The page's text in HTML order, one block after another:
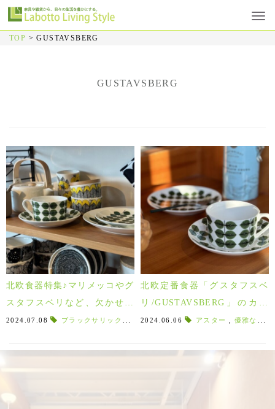
TOP >GUSTAVSBERG
GUSTAVSBERG
北欧食器特集♪マリメッコやグ
スタフスベリなど、欠かせな
い定番アイテムもご紹介♪
2024.07.08 ブラックサリックス スティグリンドべリ,カミーラルンド
北欧定番食器「グスタフスベ
リ/GUSTAVSBERG」のカッ
プアンドソーサー特集♪
2024.06.06 アスター 優雅な時間